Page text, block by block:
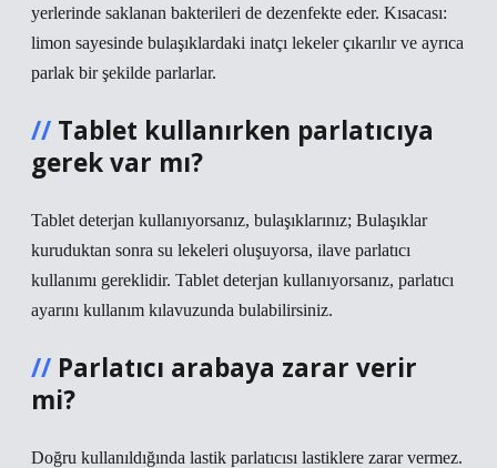
yerlerinde saklanan bakterileri de dezenfekte eder. Kısacası:
limon sayesinde bulaşıklardaki inatçı lekeler çıkarılır ve ayrıca
parlak bir şekilde parlarlar.
Tablet kullanırken parlatıcıya
gerek var mı?
Tablet deterjan kullanıyorsanız, bulaşıklarınız; Bulaşıklar
kuruduktan sonra su lekeleri oluşuyorsa, ilave parlatıcı
kullanımı gereklidir. Tablet deterjan kullanıyorsanız, parlatıcı
ayarını kullanım kılavuzunda bulabilirsiniz.
Parlatıcı arabaya zarar verir
mi?
Doğru kullanıldığında lastik parlatıcısı lastiklere zarar vermez.